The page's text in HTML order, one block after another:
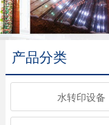
产品分类
水转印设备